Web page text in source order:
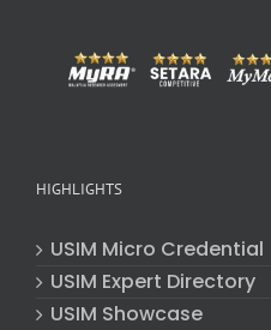
HIGHLIGHTS
USIM Micro Credential
USIM Expert Directory
USIM Showcase